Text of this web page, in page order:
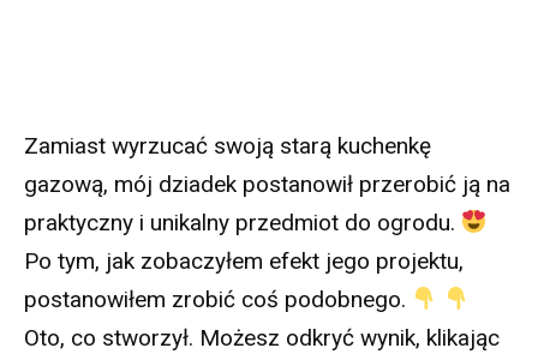
Zamiast wyrzucać swoją starą kuchenkę
gazową, mój dziadek postanowił przerobić ją na
praktyczny i unikalny przedmiot do ogrodu.
Po tym, jak zobaczyłem efekt jego projektu,
postanowiłem zrobić coś podobnego.
Oto, co stworzył. Możesz odkryć wynik, klikając